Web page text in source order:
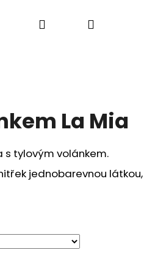
Manufaktura Falbanek
PřihlášeníNákupní
La Mia
s tylovým volánkem.
jednobarevnou látkou,
Následující